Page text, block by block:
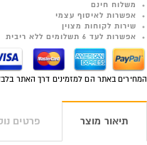
משלוח חינם
אפשרות לאיסוף עצמי
שירות לקוחות מצוין
אפשרות לעד 6 תשלומים ללא ריבית
המחירים באתר הם למזמינים דרך האתר
תיאור מוצר פרטים